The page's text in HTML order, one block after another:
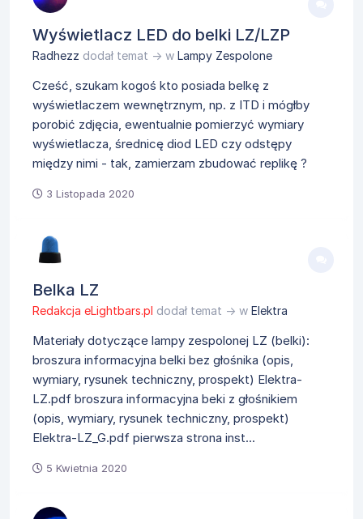
Wyświetlacz LED do belki LZ/LZP
Radhezz dodał temat → w Lampy Zespolone
Cześć, szukam kogoś kto posiada belkę z
wyświetlaczem wewnętrznym, np. z ITD i mógłby
porobić zdjęcia, ewentualnie pomierzyć wymiary
wyświetlacza, średnicę diod LED czy odstępy
między nimi - tak, zamierzam zbudować replikę ?
3 Listopada 2020
Belka LZ
Redakcja eLightbars.pl dodał temat → w Elektra
Materiały dotyczące lampy zespolonej LZ (belki):
broszura informacyjna belki bez głośnika (opis,
wymiary, rysunek techniczny, prospekt) Elektra-
LZ.pdf broszura informacyjna beki z głośnikiem
(opis, wymiary, rysunek techniczny, prospekt)
Elektra-LZ_G.pdf pierwsza strona inst...
5 Kwietnia 2020